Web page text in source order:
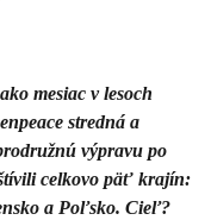
mesiac v lesoch
stredná a
výpravu po
celkovo päť krajín:
a Poľsko. Cieľ?